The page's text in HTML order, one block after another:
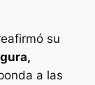
su
a las